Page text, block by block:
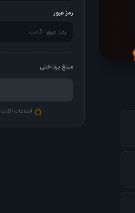
رمز عبور
مبلغ پرداختی
اطلاعات